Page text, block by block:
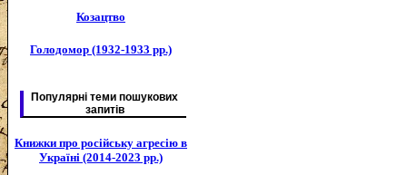
Козацтво
Голодомор (1932-1933 рр.)
Популярні теми пошукових
запитів
Книжки про російську агресію в
Україні (2014-2023 рр.)